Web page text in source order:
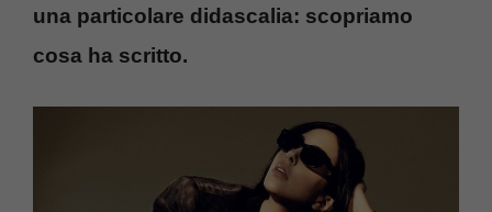
una particolare didascalia: scopriamo
cosa ha scritto.